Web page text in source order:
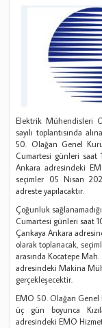
Elektrik Mühendisleri
sayılı toplantısında
50. Olağan Genel
Cumartesi günleri saat
Ankara adresindeki
seçimler 05 Nisan
adreste yapılacaktır.
Çoğunluk
Cumartesi günleri saat
Çankaya Ankara
olarak toplanacak,
arasında Kocatepe
adresindeki Makina
gerçekleşecektir.
EMO 50. Olağan
üç gün boyunca
adresindeki EMO Hizmet